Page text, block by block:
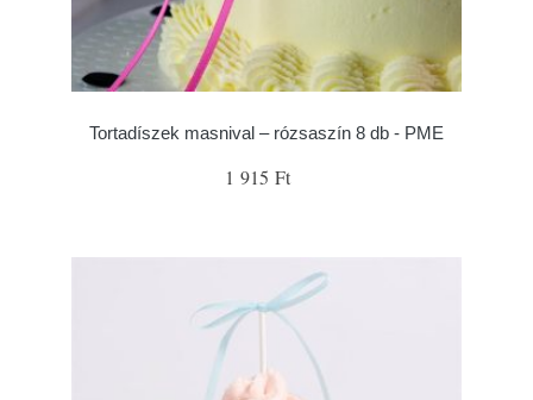
Tortadíszek masnival – rózsaszín 8 db - PME
1 915 Ft